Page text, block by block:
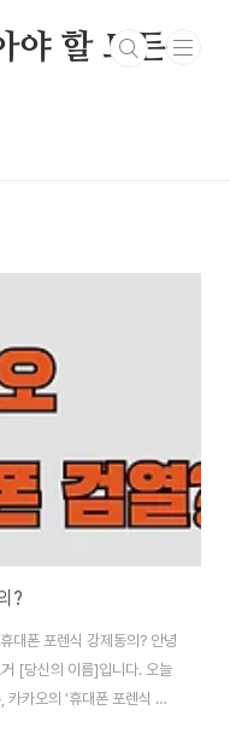
야 할 모든
?
대폰 포렌식 강제동의? 안녕
[당신의 이름]입니다. 오늘
카카오의 '휴대폰 포렌식 동
월 17일, 네이트 뉴스를 통